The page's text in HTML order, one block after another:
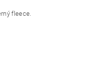
fleece.